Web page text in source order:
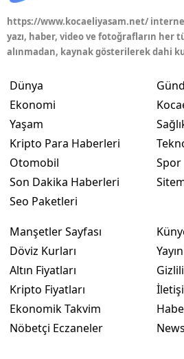
https://www.kocaeliyasam.net/
yazı, haber, video ve fotoğrafların her
alınmadan, kaynak gösterilerek dahi
Dünya
Ekonomi
Yaşam
Kripto Para Haberleri
Otomobil
Son Dakika Haberleri
Seo Paketleri
Spor
Manşetler Sayfası
Döviz Kurları
Altın Fiyatları
Kripto Fiyatları
Ekonomik Takvim
Nöbetçi Eczaneler